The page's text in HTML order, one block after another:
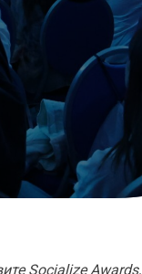
Socialize Awards,